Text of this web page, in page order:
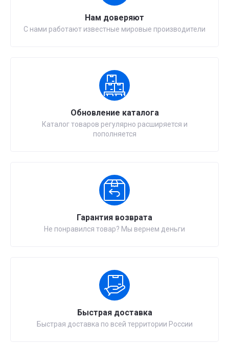
Нам доверяют
С нами работают известные мировые производители
Обновление каталога
Каталог товаров регулярно расширяется и
пополняется
Гарантия возврата
Не понравился товар? Мы вернем деньги
Быстрая доставка
Быстрая доставка по всей территории России